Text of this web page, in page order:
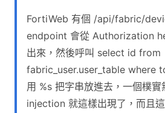
FortiWeb 有個 /api/fabric/
endpoint 會從 Authorization
出來，然後呼叫 select id from
fabric_user.user_table where
用 %s 把字串放進去，一個樸實
injection 就這樣出現了，而且